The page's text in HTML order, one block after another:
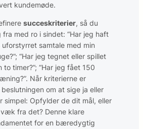
kundemøde.
succeskriterier, så du
med ro i sindet: “Har jeg haft
samtale med min
“Har jeg tegnet eller spillet
to timer?”; “Har jeg fået 150
Når kriterierne er
om at sige ja eller
simpel: Opfylder de dit mål, eller
fra det? Denne klare
for en bæredygtig